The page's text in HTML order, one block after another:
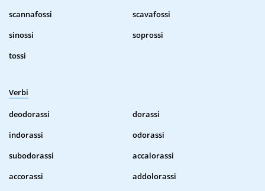
scannafossi
scavafossi
sinossi
soprossi
tossi
Verbi
deodorassi
dorassi
indorassi
odorassi
subodorassi
accalorassi
accorassi
addolorassi